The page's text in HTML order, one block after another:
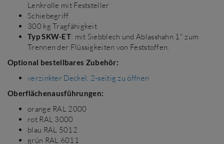
Lenkrolle mit Feststeller
Schiebegriff
300 kg Tragfähigkeit
Typ SKW-ET: mit Siebblech und Ablasshahn 1" zum
Trennen der Flüssigkeiten von Feststoffen.
Optional bestellbares Zubehör:
verzinkter Deckel, 2-seitig zu öffnen
Oberflächenausführungen:
orange RAL 2000
rot RAL 3000
blau RAL 5012
grün RAL 6011